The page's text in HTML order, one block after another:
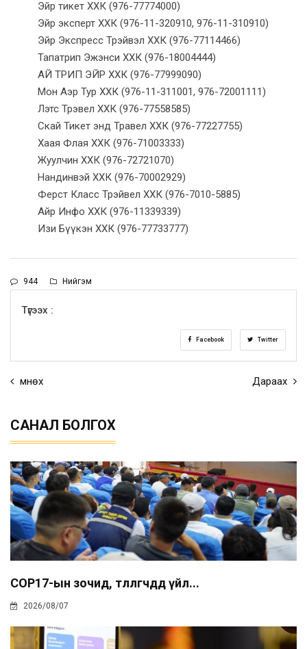
Эйр тикет ХХК (976-77774000)
Эйр эксперт ХХК (976-11-320910, 976-11-310910)
Эйр Экспресс Трэйвэл ХХК (976-77114466)
Тапатрип Эжэнси ХХК (976-18004444)
АЙ ТРИП ЭЙР ХХК (976-77999090)
Мон Аэр Тур ХХК (976-11-311001, 976-72001111)
Лэтс Трэвел ХХК (976-77558585)
Скай Тикет энд Травел ХХК (976-77227755)
Хаая Флая ХХК (976-71003333)
Жуулчин ХХК (976-72721070)
Нандинвэй ХХК (976-70002929)
Ферст Класс Трэйвел ХХК (976-7010-5885)
Айр Инфо ХХК (976-11339339)
Изи Бүүкэн ХХК (976-77733777)
944 Нийгэм
Түгээх :
Facebook Twitter
Өмнөх Дараах
САНАЛ БОЛГОХ
COP17-ын зочид, төлөөлөгчдөд үйл...
2026/08/07